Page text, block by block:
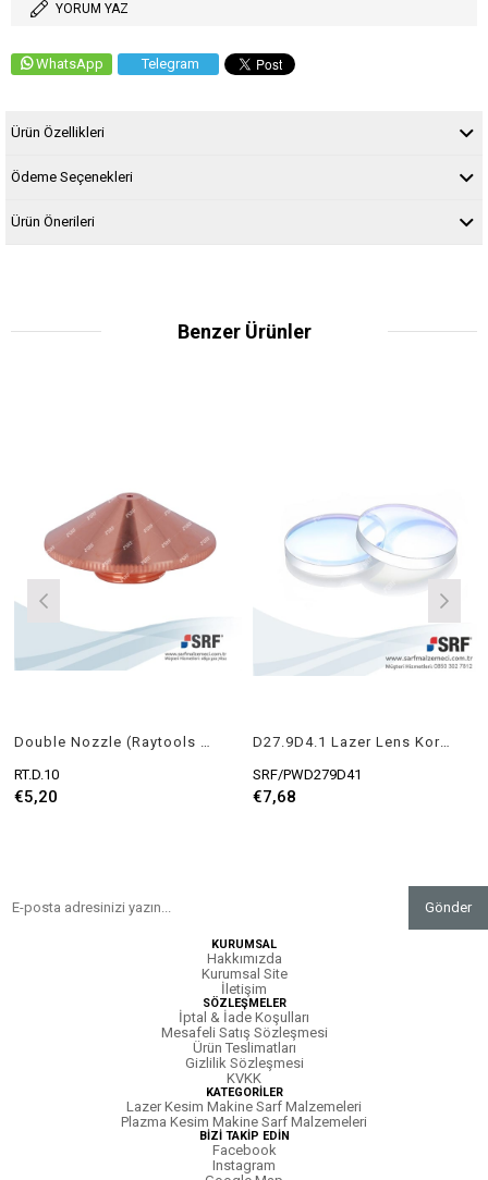
YORUM YAZ
WhatsApp Telegram
Ürün Özellikleri
Ödeme Seçenekleri
Ürün Önerileri
Benzer Ürünler
RT.D.10
€5,20
D27.9D4.1 Lazer Lens Koruma Camı Çap:27.9mm Kalınlık:4.1mm
SRF/PWD279D41
€7,68
Gönder
KURUMSAL
Hakkımızda
Kurumsal Site
İletişim
SÖZLEŞMELER
İptal & İade Koşulları
Mesafeli Satış Sözleşmesi
Ürün Teslimatları
Gizlilik Sözleşmesi
KVKK
KATEGORİLER
Lazer Kesim Makine Sarf Malzemeleri
Plazma Kesim Makine Sarf Malzemeleri
BİZİ TAKİP EDİN
Facebook
Instagram